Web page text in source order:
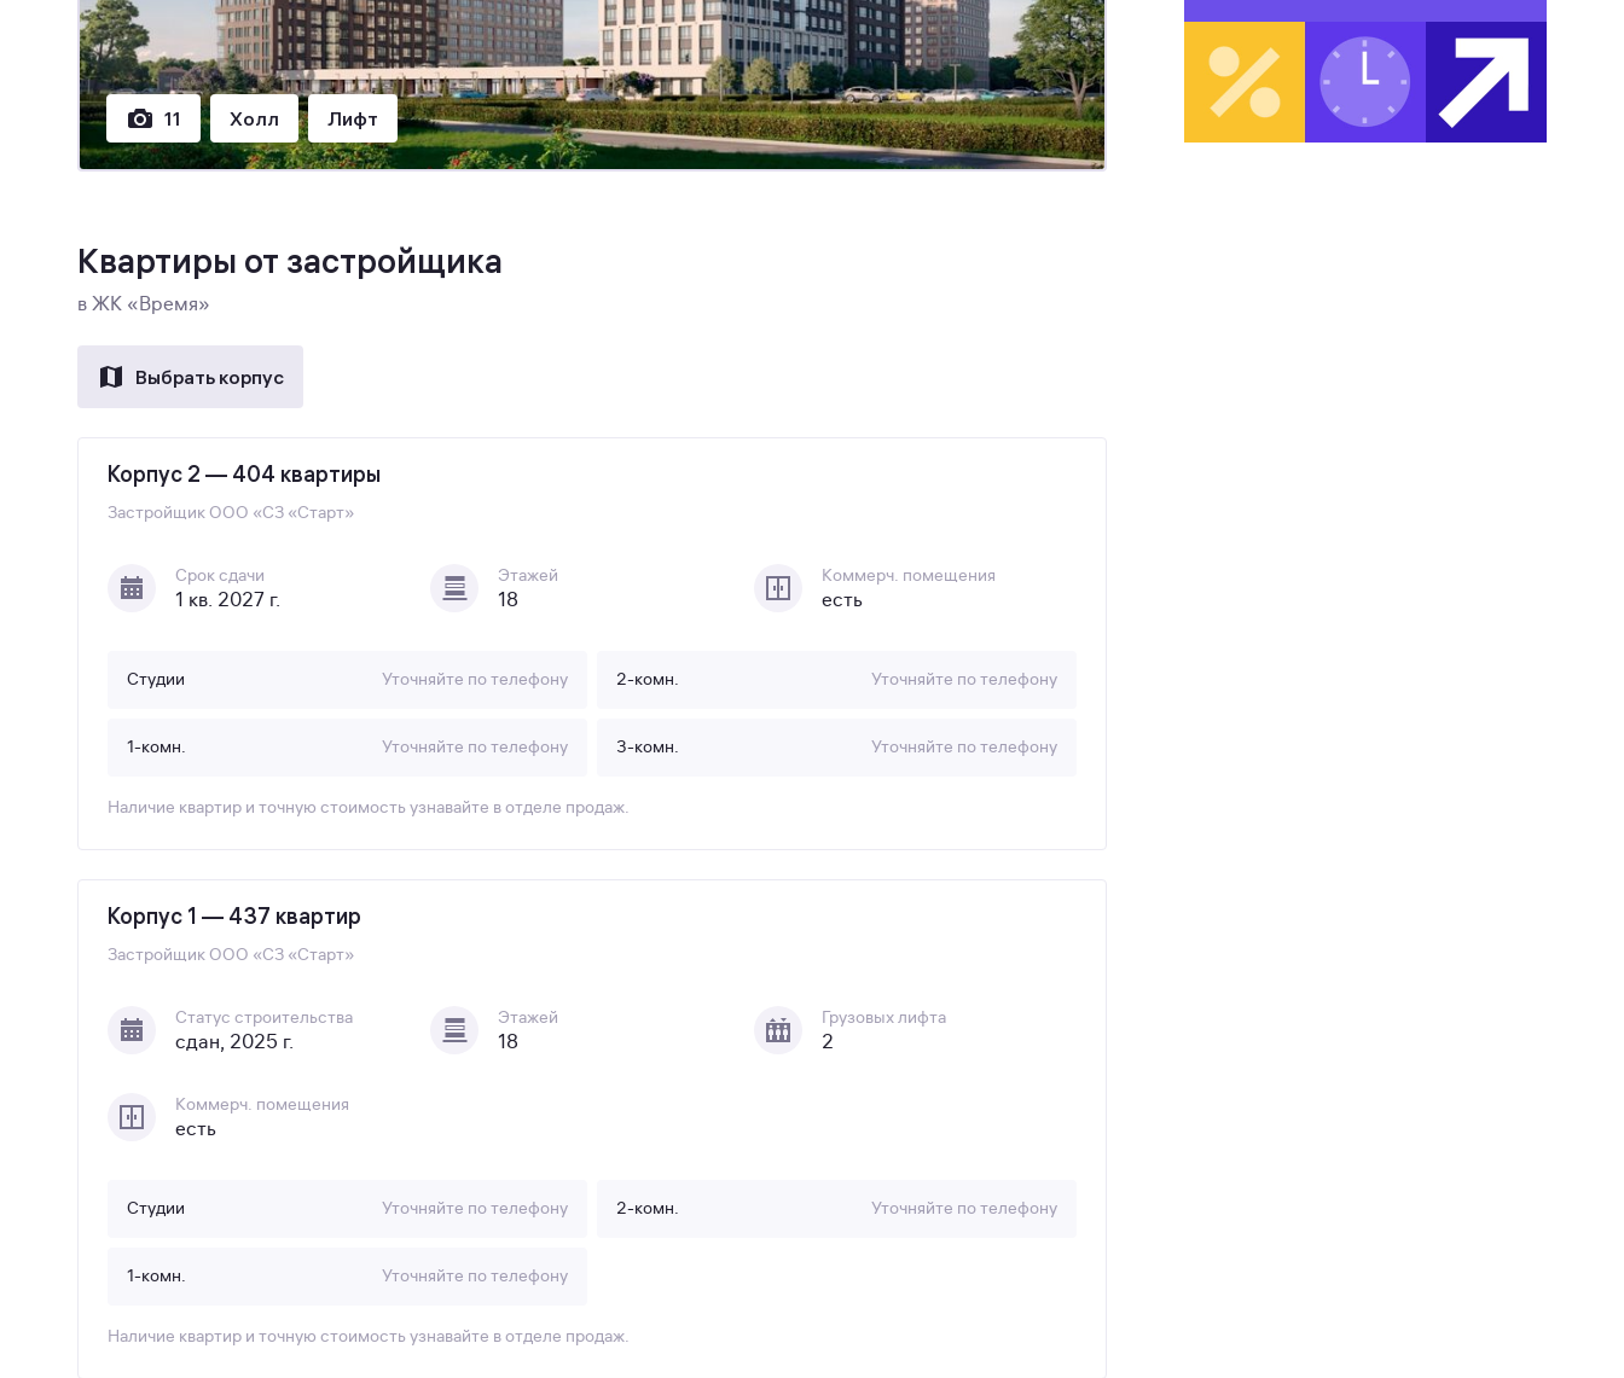
11 Холл Лифт
Квартиры от застройщика
в ЖК «Время»
Выбрать корпус
Корпус 2 — 404 квартиры
Застройщик ООО «СЗ «Старт»
Срок сдачи
1 кв. 2027 г.
Этажей
18
Коммерч. помещения
есть
Студии Уточняйте по телефону 2-комн. Уточняйте по телефону
1-комн. Уточняйте по телефону 3-комн. Уточняйте по телефону
Наличие квартир и точную стоимость узнавайте в отделе продаж.
Корпус 1 — 437 квартир
Застройщик ООО «СЗ «Старт»
Статус строительства
сдан, 2025 г.
Этажей
18
Грузовых лифта
2
Коммерч. помещения
есть
Студии Уточняйте по телефону 2-комн. Уточняйте по телефону
1-комн. Уточняйте по телефону
Наличие квартир и точную стоимость узнавайте в отделе продаж.